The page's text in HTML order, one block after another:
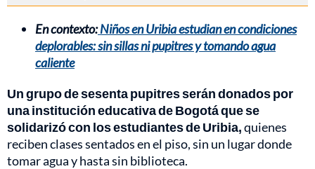
En contexto:Niños en Uribia estudian en condiciones
deplorables: sin sillas ni pupitres y tomando agua
caliente
Un grupo de sesenta pupitres serán donados por
una institución educativa de Bogotá que se
solidarizó con los estudiantes de Uribia,quienes
reciben clases sentados en el piso, sin un lugar donde
tomar agua y hasta sin biblioteca.